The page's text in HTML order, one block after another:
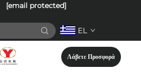
[email protected]
EL
Λάβετε Προσφορά